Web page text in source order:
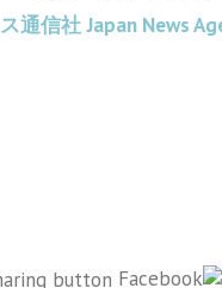
通信社 Japan News
Facebook